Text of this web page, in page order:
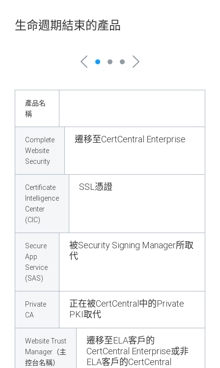
生命週期結束的產品
產品名
稱
Complete
Website
Security
遷移至CertCentral Enterprise
Certificate
Intelligence
Center
(CIC)
SSL憑證
Secure
App
Service
(SAS)
被Security Signing Manager所取
代
Private
CA
正在被CertCentral中的Private
PKI取代
Website Trust
Manager（主
控台名稱）
遷移至ELA客戶的
CertCentral Enterprise或非
ELA客戶的CertCentral